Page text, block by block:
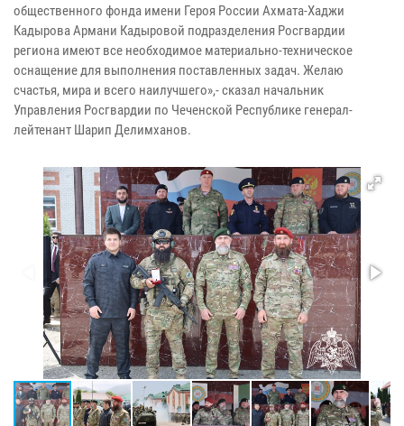
общественного фонда имени Героя России Ахмата-Хаджи
Кадырова Армани Кадыровой подразделения Росгвардии
региона имеют все необходимое материально-техническое
оснащение для выполнения поставленных задач. Желаю
счастья, мира и всего наилучшего»,- сказал начальник
Управления Росгвардии по Чеченской Республике генерал-
лейтенант Шарип Делимханов.